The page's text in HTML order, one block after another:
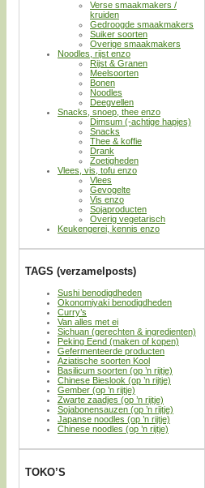
Verse smaakmakers /
kruiden
Gedroogde smaakmakers
Suiker soorten
Overige smaakmakers
Noodles, rijst enzo
Rijst & Granen
Meelsoorten
Bonen
Noodles
Deegvellen
Snacks, snoep, thee enzo
Dimsum (-achtige hapjes)
Snacks
Thee & koffie
Drank
Zoetigheden
Vlees, vis, tofu enzo
Vlees
Gevogelte
Vis enzo
Sojaproducten
Overig vegetarisch
Keukengerei, kennis enzo
TAGS (verzamelposts)
Sushi benodigdheden
Okonomiyaki benodigdheden
Curry’s
Van alles met ei
Sichuan (gerechten & ingredienten)
Peking Eend (maken of kopen)
Gefermenteerde producten
Aziatische soorten Kool
Basilicum soorten (op ’n rijtje)
Chinese Bieslook (op ’n rijtje)
Gember (op ’n rijtje)
Zwarte zaadjes (op ’n rijtje)
Sojabonensauzen (op ’n rijtje)
Japanse noodles (op ’n rijtje)
Chinese noodles (op ’n rijtje)
TOKO’S